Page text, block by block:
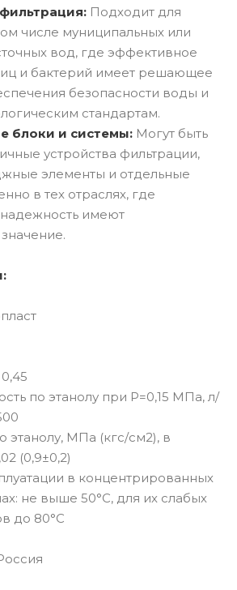
Подходит для
числе муниципальных или
вод, где эффективное
и бактерий имеет решающее
безопасности воды и
стандартам.
блоки и системы: Могут быть
устройства фильтрации,
элементы и отдельные
в тех отраслях, где
имеют
по этанолу при Р=0,15 МПа, л/
этанолу, МПа (кгс/см2), в
(0,9±0,2)
в концентрированных
не выше 50°C, для их слабых
до 80°C